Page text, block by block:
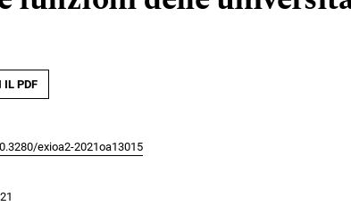
IL PDF
exioa2-2021oa13015